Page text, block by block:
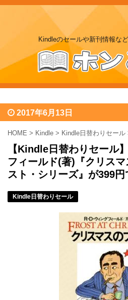
Kindleのセールや新刊情報な
2017年6月13日
HOME > Kindle > Kindle日替わりセール
【Kindle日替わりセール
フィールド(著)『クリス
スト・シリーズ』が399
Kindle日替わりセール